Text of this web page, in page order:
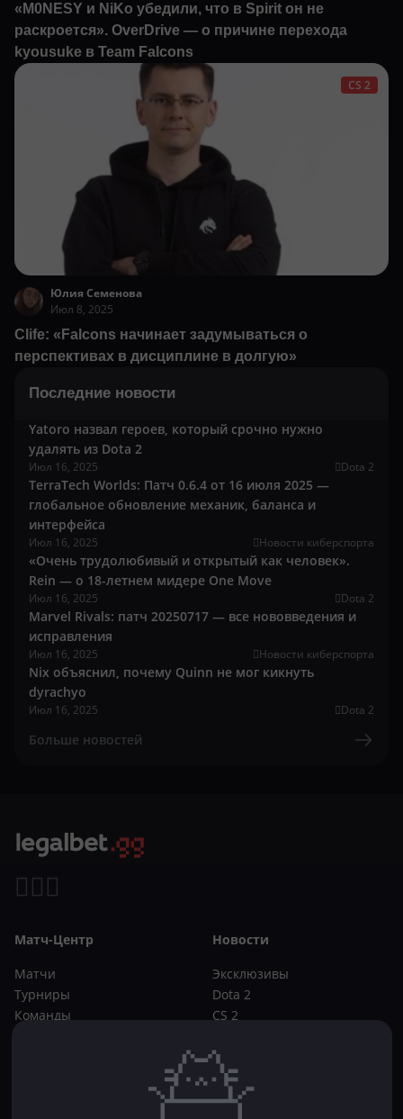
«M0NESY и NiKo убедили, что в Spirit он не
раскроется». OverDrive — о причине перехода
kyousuke в Team Falcons
CS 2
Юлия Семенова
Июл 8, 2025
Clife: «Falcons начинает задумываться о
перспективах в дисциплине в долгую»
Последние новости
Yatoro назвал героев, который срочно нужно
удалять из Dota 2
Июл 16, 2025 Dota 2
TerraTech Worlds: Патч 0.6.4 от 16 июля 2025 —
глобальное обновление механик, баланса и
интерфейса
Июл 16, 2025 Новости киберспорта
«Очень трудолюбивый и открытый как человек».
Rein — о 18-летнем мидере One Move
Июл 16, 2025 Dota 2
Marvel Rivals: патч 20250717 — все нововведения и
исправления
Июл 16, 2025 Новости киберспорта
Nix объяснил, почему Quinn не мог кикнуть
dyrachyo
Июл 16, 2025 Dota 2
Больше новостей
Матч-Центр
Матчи
Турниры
Команды
Новости
Эксклюзивы
Dota 2
CS 2
Букмекеры